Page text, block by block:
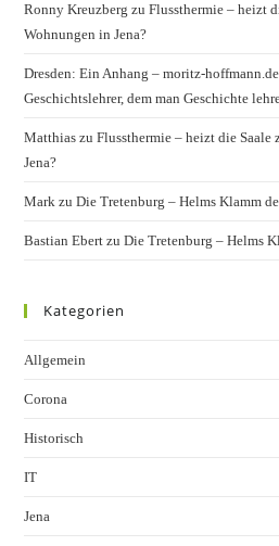
Ronny Kreuzberg zuFlussthermie – heizt
Wohnungen in Jena?
Dresden: Ein Anhang – moritz-hoffmann.de
Geschichtslehrer, dem man Geschichte
Matthias zuFlussthermie – heizt die
Jena?
Mark zuDie Tretenburg – Helms Klamm
Bastian Ebert zuDie Tretenburg – Helms
Kategorien
Allgemein
Corona
Historisch
IT
Jena